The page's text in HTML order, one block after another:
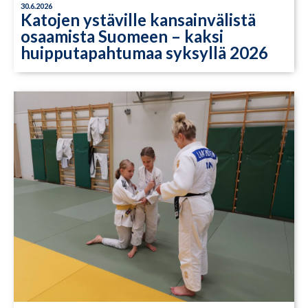
30.6.2026
Katojen ystäville kansainvälistä
osaamista Suomeen – kaksi
huipputapahtumaa syksyllä 2026